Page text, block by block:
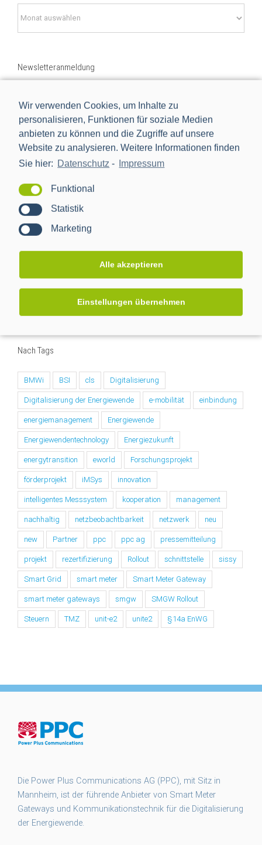
Wir verwenden Cookies, um Inhalte zu
personalisieren, Funktionen für soziale Medien
anbieten zu können und die Zugriffe auf unsere
Website zu analysieren. Weitere Informationen finden
Sie hier: Datenschutz - Impressum
Funktional
Statistik
Marketing
Alle akzeptieren
Einstellungen übernehmen
Datum
Newsletteranmeldung
Ja, ich möchte mich kostenlos für den PPC-Newsletter
registrieren und regelmäßig über News aus der Branche
Datenschutzhabe ich gelesen. Sie können sich jederzeit
wieder von unserem Newsletter abmelden.
In den sozialen Medien
Nach Tags
BMWi BSI cls Digitalisierung
Digitalisierung der Energiewende e-mobilität einbindung
energiemanagement Energiewende
Energiewendentechnology Energiezukunft
energytransition eworld Forschungsprojekt
förderprojekt iMSys innovation
intelligentes Messsystem kooperation management
nachhaltig netzbeobachtbarkeit netzwerk neu
new Partner ppc ppc ag pressemitteilung
projekt rezertifizierung Rollout schnittstelle sissy
Smart Grid smart meter Smart Meter Gateway
smart meter gateways smgw SMGW Rollout
Steuern TMZ unit-e2 unite2 §14a EnWG
Die Power Plus Communications AG (PPC), mit Sitz in
Mannheim, ist der führende Anbieter von Smart Meter
Gateways und Kommunikationstechnik für die Digitalisierung
der Energiewende.